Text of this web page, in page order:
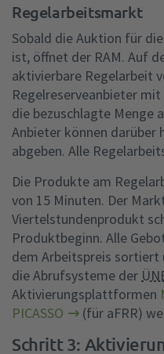
Regelarbeitsmarkt
Sobald die Auktion für
ist, öffnet der RAM. Auf
aktivierbare Regelarbeit
Regelreserveanbieter
die bezuschlagte Menge
Anbieter können darüber
abgeben. Alle
Die Produkte am
von 15 Minuten. Der
Viertelstundenprodukt
Produktbeginn. Alle
dem Arbeitspreis sortiert
die Abrufsysteme der
Aktivierungsplattformen
PICASSO
(für aFRR)
Schritt 3: